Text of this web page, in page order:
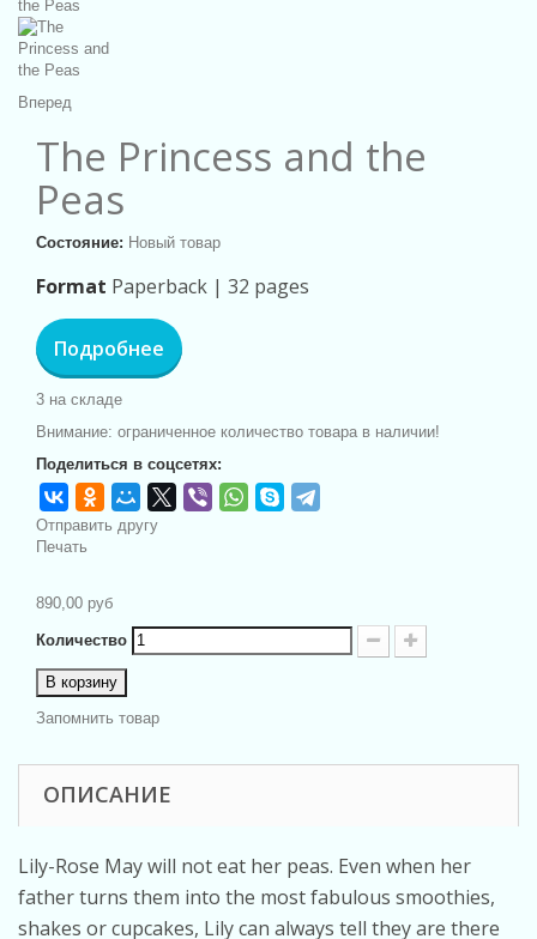
Вперед
The Princess and the
Peas
Состояние: Новый товар
Format Paperback | 32 pages
Подробнее
3 на складе
Внимание: ограниченное количество товара в наличии!
Поделиться в соцсетях:
Отправить другу
Печать
890,00 руб
Количество
В корзину
Запомнить товар
ОПИСАНИЕ
Lily-Rose May will not eat her peas. Even when her
father turns them into the most fabulous smoothies,
shakes or cupcakes, Lily can always tell they are there